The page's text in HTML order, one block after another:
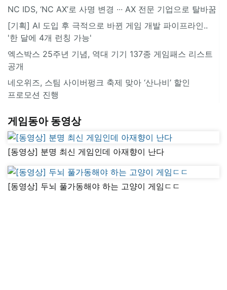
NC IDS, ‘NC AX’로 사명 변경 ∙∙∙ AX 전문 기업으로 탈바꿈
[기획] AI 도입 후 극적으로 바뀐 게임 개발 파이프라인..
'한 달에 4개 런칭 가능'
엑스박스 25주년 기념, 역대 기기 137종 게임패스 리스트
공개
네오위즈, 스팀 사이버펑크 축제 맞아 ‘산나비’ 할인
프로모션 진행
게임동아 동영상
[동영상] 분명 최신 게임인데 아재향이 난다
[동영상] 두뇌 풀가동해야 하는 고양이 게임ㄷㄷ